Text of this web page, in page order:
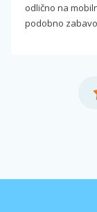
odlično na
podobno